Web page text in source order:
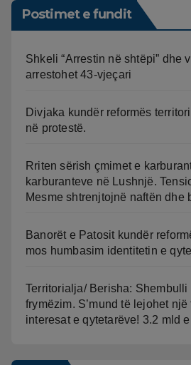
Postimet e fundit
Shkeli “Arrestin në shtëpi” dhe
arrestohet 43-vjeçari
Divjaka kundër reformës
në protestë.
Rriten sërish çmimet e
karburanteve në Lushnjë.
Mesme shtrenjtojnë naftën dhe
Banorët e Patosit kundër
mos humbasim identitetin e
Territorialja/ Berisha: Shembulli
frymëzim. S’mund të lejohet
interesat e qytetarëve! 3.2 mld